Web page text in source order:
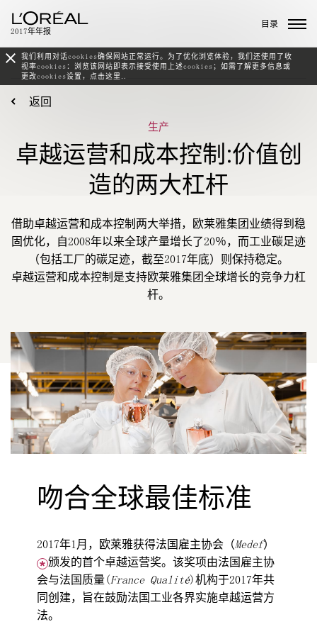
2017年年报
目录
返回
生产
卓越运营和成本控制:价值创
造的两大杠杆
借助卓越运营和成本控制两大举措，欧莱雅集团业绩得到稳
固优化，自2008年以来全球产量增长了20％，而工业碳足迹
（包括工厂的碳足迹，截至2017年底）则保持稳定。
卓越运营和成本控制是支持欧莱雅集团全球增长的竞争力杠
杆。
吻合全球最佳标准
2017年1月，欧莱雅获得法国雇主协会（Medef）
颁发的首个卓越运营奖。该奖项由法国雇主协
会与法国质量(France Qualité)机构于2017年共
同创建，旨在鼓励法国工业各界实施卓越运营方
法。
我们利用对话cookies确保网站正常运行。为了优化浏览体验，我们还使用了收
视率cookies：浏览该网站即表示接受使用上述cookies；如需了解更多信息或
更改cookies设置， 点击这里.